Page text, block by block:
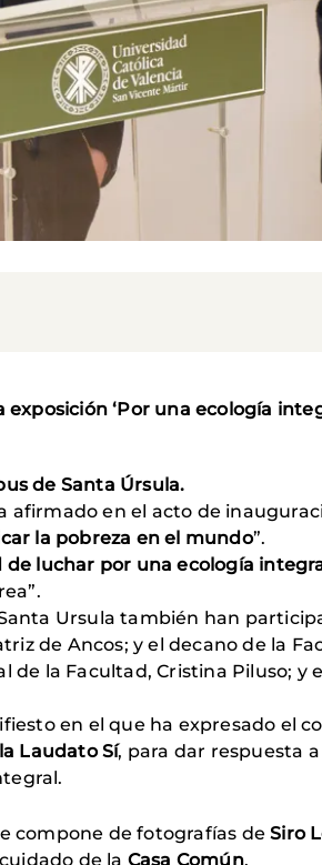
‘Por una ecología
de Santa Úrsula.
afirmado en el acto de
la pobreza en el mundo”.
de luchar por una ecología
Ursula también han
de Ancos; y el decano de la
de la Facultad, Cristina Piluso;
en el que ha expresado el
Laudato Sí, para dar respuesta
compone de fotografías deSiro
de la Casa Común.